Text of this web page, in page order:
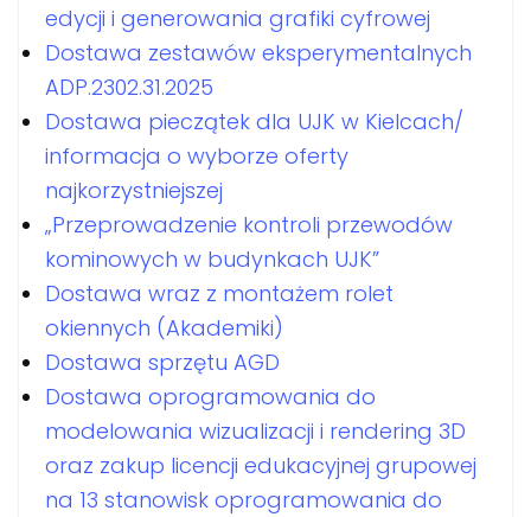
edycji i generowania grafiki cyfrowej
Dostawa zestawów eksperymentalnych
ADP.2302.31.2025
Dostawa pieczątek dla UJK w Kielcach/
informacja o wyborze oferty
najkorzystniejszej
„Przeprowadzenie kontroli przewodów
kominowych w budynkach UJK”
Dostawa wraz z montażem rolet
okiennych (Akademiki)
Dostawa sprzętu AGD
Dostawa oprogramowania do
modelowania wizualizacji i rendering 3D
oraz zakup licencji edukacyjnej grupowej
na 13 stanowisk oprogramowania do